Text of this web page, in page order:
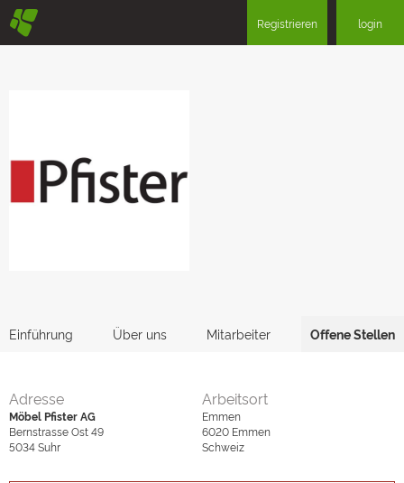
§ Registrieren login
Einführung Über uns Mitarbeiter Offene Stellen
Adresse
Möbel Pfister AG
Bernstrasse Ost 49
5034Suhr
Arbeitsort
Emmen
6020 Emmen
Schweiz